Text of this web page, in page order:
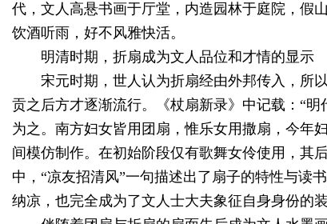
代，文人高悬书画于厅堂，内造园林于庭院，假
饮酒听雨，好不风雅快活。
明清时期，折扇成为文人品位和才情的显示
宋元时期，世人认为折扇经由外邦传入，所
贡之后方才逐渐流行。《杖扇新录》中记载：“
为之。南方妇女皆用团扇，惟乐女用撒扇，今年
间模仿制作。在初始阶段仅有歌舞女伶使用，其
中，“凉友招清风”一句描述出了扇子的特性与读
纳凉，也完全成为了文人士大夫象征自身身份的装